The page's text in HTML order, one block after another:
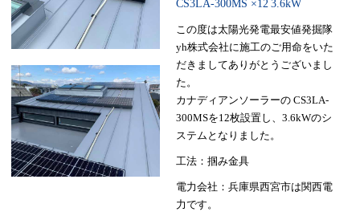
CS3LA-300MS ×12 3.6kW
この度は太陽光発電最安値発掘隊
yh株式会社に施工のご用命をいた
だきましてありがとうございまし
た。
カナディアンソーラーの CS3LA-
300MSを12枚設置し、3.6kWのシ
ステムとなりました。
工法：掴み金具
電力会社：兵庫県西宮市は関西電
力です。